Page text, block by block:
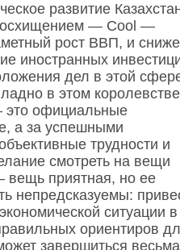
развитие
— Cool —
рост ВВП, и
иностранных
дел в этой
в этом
это официальные
а за успешными
трудности и
смотреть на вещи
вещь приятная, но ее
непредсказуемы:
ситуации в
ориентиров
завершиться весьма